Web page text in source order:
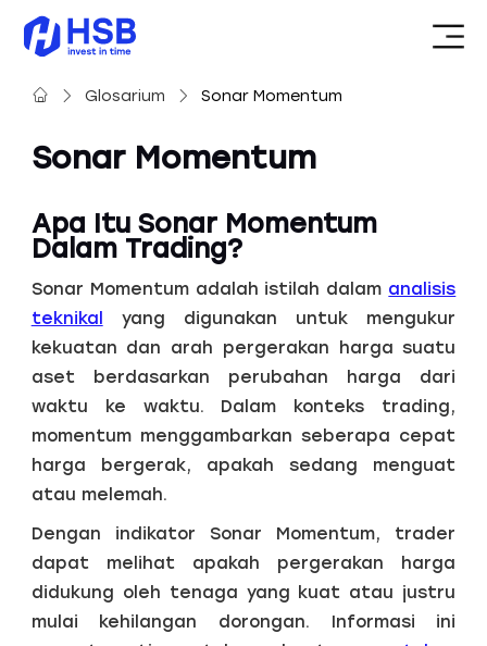
Glosarium Sonar Momentum
Sonar Momentum
Apa Itu Sonar Momentum
Dalam Trading?
Sonar Momentum adalah istilah dalam analisis
teknikal
yang digunakan untuk mengukur
kekuatan dan arah pergerakan harga suatu
aset berdasarkan perubahan harga dari
waktu ke waktu. Dalam konteks trading,
momentum menggambarkan seberapa cepat
harga bergerak, apakah sedang menguat
atau melemah.
Dengan indikator Sonar Momentum, trader
dapat melihat apakah pergerakan harga
didukung oleh tenaga yang kuat atau justru
mulai kehilangan dorongan. Informasi ini